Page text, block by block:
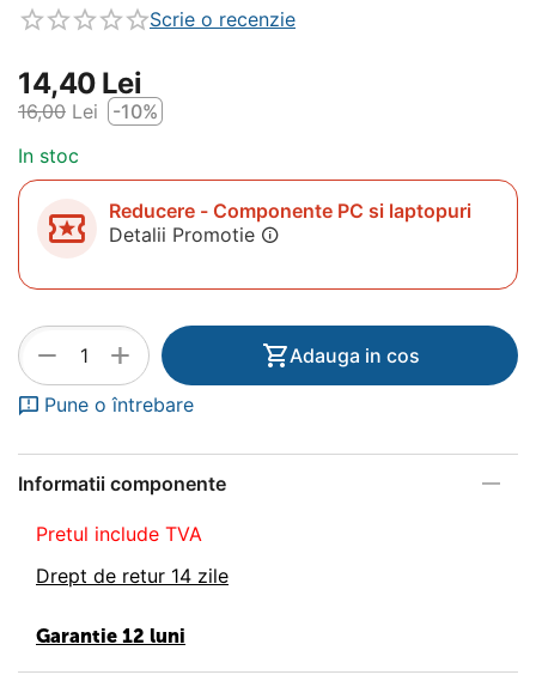
Scrie o recenzie
14,40 Lei
16,00 Lei
-10%
In stoc
Reducere - Componente PC si laptopuri
Detalii Promotie
+
− Adauga in cos
Pune o întrebare
Informatii componente
Pretul include TVA
Drept de retur 14 zile
Garantie 12 luni